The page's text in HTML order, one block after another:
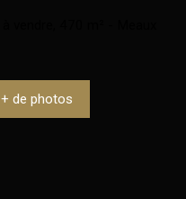
+ de photos